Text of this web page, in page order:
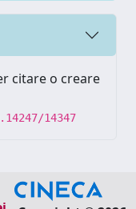
citare o creare
14347